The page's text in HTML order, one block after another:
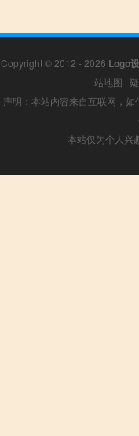
Copyright © 2012 - 2026 Logo
站地图 |
声明：本站内容来自互联网，
本站仅为个人兴